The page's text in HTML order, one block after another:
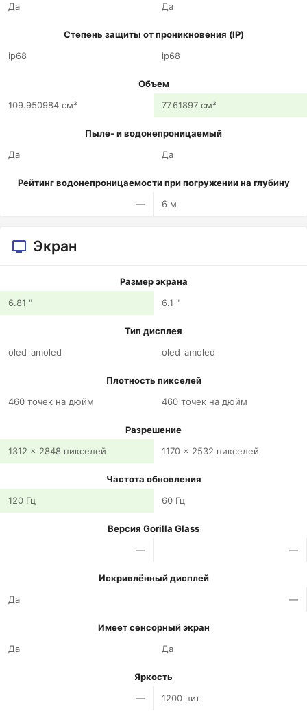
Да
Да
Степень защиты от проникновения (IP)
ip68
ip68
Объем
109.950984 см³
77.61897 см³
Пыле- и водонепроницаемый
Да
Да
Рейтинг водонепроницаемости при погружении на глубину
—
6 м
Экран
Размер экрана
6.81 "
6.1 "
Тип дисплея
oled_amoled
oled_amoled
Плотность пикселей
460 точек на дюйм
460 точек на дюйм
Разрешение
1312 x 2848 пикселей
1170 x 2532 пикселей
Частота обновления
120 Гц
60 Гц
Версия Gorilla Glass
—
—
Искривлённый дисплей
Да
—
Имеет сенсорный экран
Да
Да
Яркость
—
1200 нит